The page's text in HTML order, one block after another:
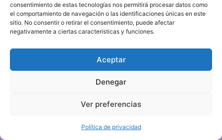
consentimiento de estas tecnologías nos permitirá procesar datos como
el comportamiento de navegación o las identificaciones únicas en este
sitio. No consentir o retirar el consentimiento, puede afectar
negativamente a ciertas características y funciones.
Aceptar
Denegar
Ver preferencias
Política de privacidad